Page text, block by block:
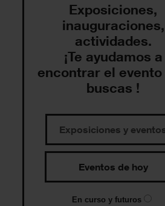
Exposiciones,
inauguraciones,
actividades.
¡Te ayudamos a
encontrar el evento
buscas !
Exposiciones y
Eventos de hoy
En curso y futuros